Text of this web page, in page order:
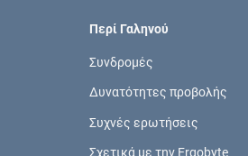
Περί Γαληνού
Συνδρομές
Δυνατότητες προβολής
Συχνές ερωτήσεις
Σχετικά με την Ergobyte